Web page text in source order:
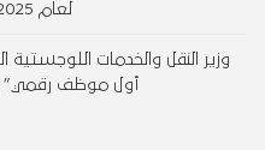
لعام 2025 من وزارة النقل والخدمات اللوجستية
وزير النقل والخدمات
أول موظف رقمي”